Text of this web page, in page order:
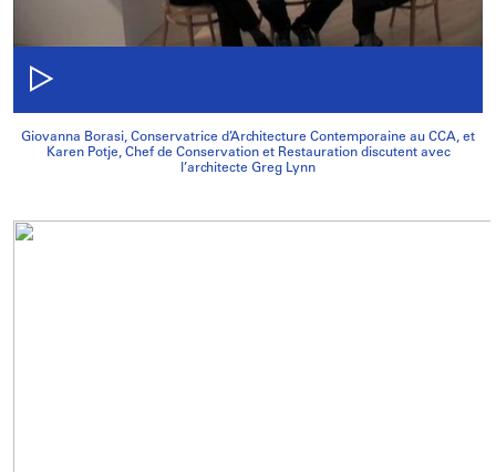
Giovanna Borasi, Conservatrice d’Architecture Contemporaine au CCA, et
Karen Potje, Chef de Conservation et Restauration discutent avec
l’architecte Greg Lynn